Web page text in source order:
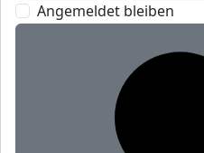
Angemeldet bleiben